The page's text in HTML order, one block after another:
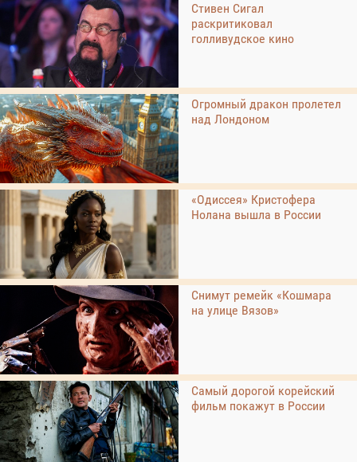
Стивен Сигал
раскритиковал
голливудское кино
Огромный дракон пролетел
над Лондоном
«Одиссея» Кристофера
Нолана вышла в России
Снимут ремейк «Кошмара
на улице Вязов»
Самый дорогой корейский
фильм покажут в России